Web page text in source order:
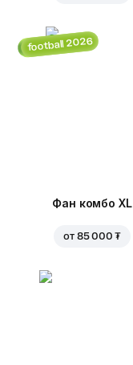
football 2026
Фан комбо XL
от 85 000 ₮